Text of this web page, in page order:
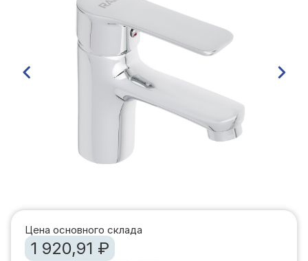
Цена основного склада
1 920,91 ₽